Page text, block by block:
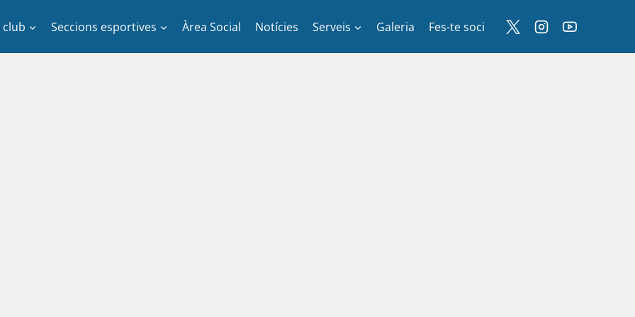
club Seccions esportives Àrea Social Notícies Serveis Galeria Fes-te soci